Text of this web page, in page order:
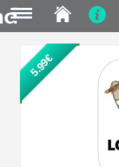
content
5.99€